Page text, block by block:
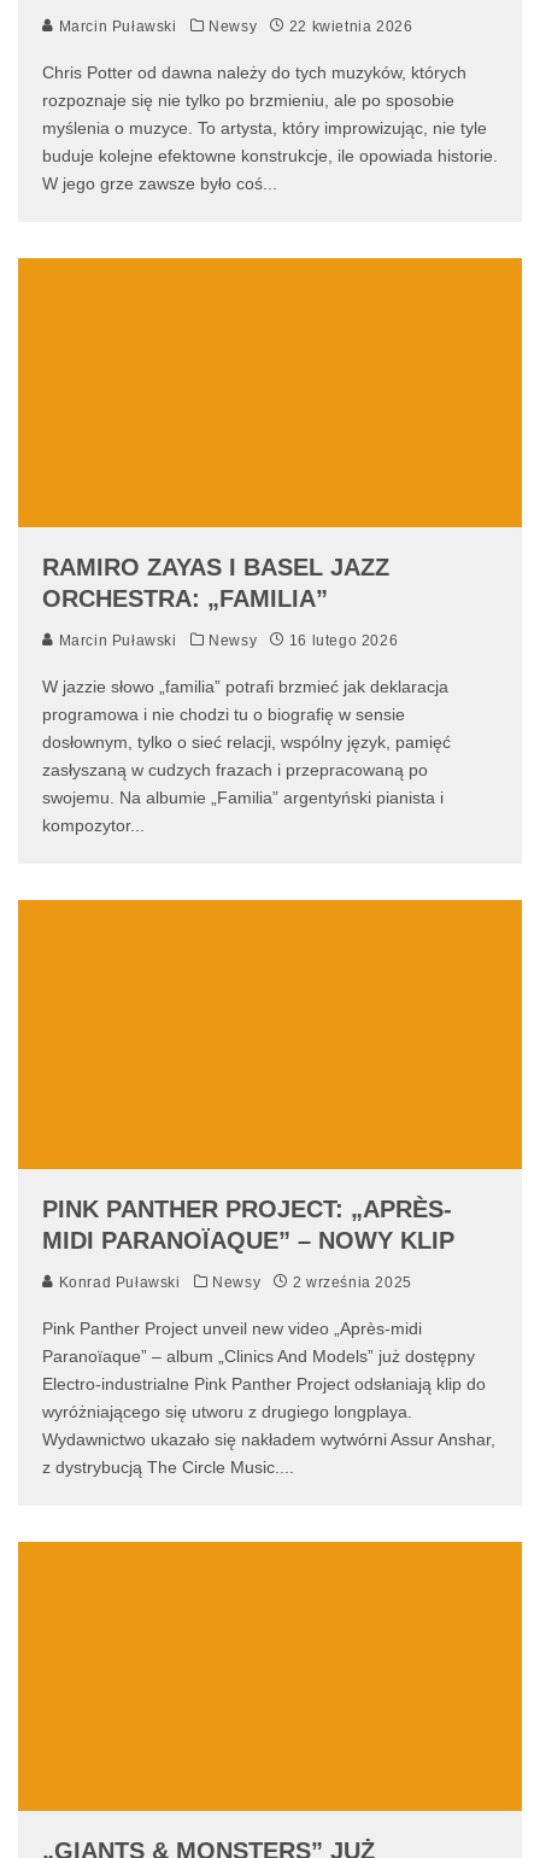
Marcin Puławski Newsy 22 kwietnia 2026
Chris Potter od dawna należy do tych muzyków, których
rozpoznaje się nie tylko po brzmieniu, ale po sposobie
myślenia o muzyce. To artysta, który improwizując, nie tyle
buduje kolejne efektowne konstrukcje, ile opowiada historie.
W jego grze zawsze było coś...
RAMIRO ZAYAS I BASEL JAZZ
ORCHESTRA: „FAMILIA”
Marcin Puławski Newsy 16 lutego 2026
W jazzie słowo „familia” potrafi brzmieć jak deklaracja
programowa i nie chodzi tu o biografię w sensie
dosłownym, tylko o sieć relacji, wspólny język, pamięć
zasłyszaną w cudzych frazach i przepracowaną po
swojemu. Na albumie „Familia” argentyński pianista i
kompozytor...
PINK PANTHER PROJECT: „APRÈS-
MIDI PARANOÏAQUE” – NOWY KLIP
Konrad Puławski Newsy 2 września 2025
Pink Panther Project unveil new video „Après-midi
Paranoïaque” – album „Clinics And Models” już dostępny
Electro-industrialne Pink Panther Project odsłaniają klip do
wyróżniającego się utworu z drugiego longplaya.
Wydawnictwo ukazało się nakładem wytwórni Assur Anshar,
z dystrybucją The Circle Music.
„GIANTS & MONSTERS” JUŻ